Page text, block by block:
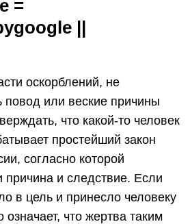
=
||
оскорблений, не
повод или веские причины
что какой-то человек
простейший закон
согласно которой
и следствие. Если
в цель и принесло человеку
означает, что жертва таким